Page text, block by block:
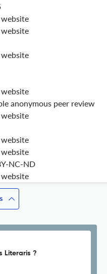
anonymous peer review
NC-ND
Literaris ?